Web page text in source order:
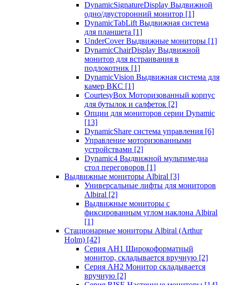
DynamicSignatureDisplay Выдвижной
одно/двусторонний монитор [1]
DynamicTabLift Выдвижная система
для планшета [1]
UnderCover Выдвижные мониторы [1]
DynamicChairDisplay Выдвижной
монитор для встраивания в
подлокотник [1]
DynamicVision Выдвижная система для
камер ВКС [1]
CourtesyBox Моторизованный корпус
для бутылок и салфеток [2]
Опции для мониторов серии Dynamic
[13]
DynamicShare система управления [6]
Управление моторизованными
устройствами [2]
Dynamic4 Выдвижной мультимедиа
стол переговоров [1]
Выдвижные мониторы Albiral [3]
Универсальные лифты для мониторов
Albiral [2]
Выдвижные мониторы с
фиксированным углом наклона Albiral
[1]
Стационарные мониторы Albiral (Arthur
Holm) [42]
Серия AH1 Широкоформатный
монитор, складывается вручную [2]
Серия AH2 Монитор складывается
вручную [2]